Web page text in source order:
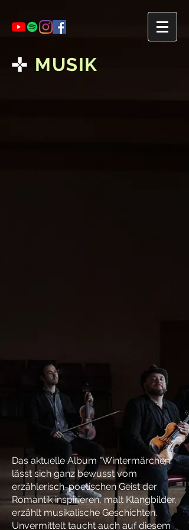
MUSIK
Das aktuelle Album "Wintermärchen"
lässt sich ganz bewusst vom
erzählerisch-poetischen Geist der
Romantik inspirieren, malt Klangbilder,
erzählt musikalische Geschichten.
Unvermittelt taucht auch auf diesem